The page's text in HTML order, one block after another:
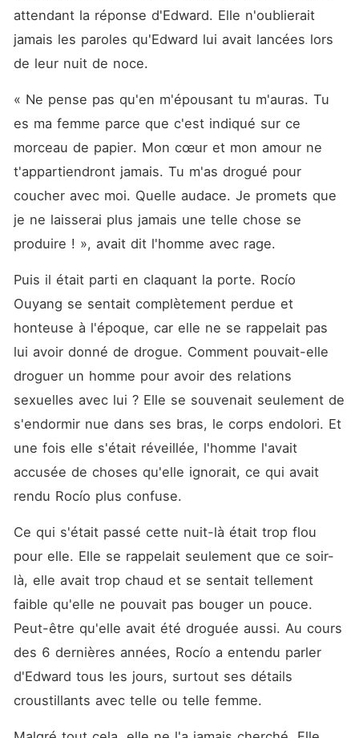
attendant la réponse d'Edward. Elle n'oublierait
jamais les paroles qu'Edward lui avait lancées lors
de leur nuit de noce.
« Ne pense pas qu'en m'épousant tu m'auras. Tu
es ma femme parce que c'est indiqué sur ce
morceau de papier. Mon cœur et mon amour ne
t'appartiendront jamais. Tu m'as drogué pour
coucher avec moi. Quelle audace. Je promets que
je ne laisserai plus jamais une telle chose se
produire ! », avait dit l'homme avec rage.
Puis il était parti en claquant la porte. Rocío
Ouyang se sentait complètement perdue et
honteuse à l'époque, car elle ne se rappelait pas
lui avoir donné de drogue. Comment pouvait-elle
droguer un homme pour avoir des relations
sexuelles avec lui ? Elle se souvenait seulement de
s'endormir nue dans ses bras, le corps endolori. Et
une fois elle s'était réveillée, l'homme l'avait
accusée de choses qu'elle ignorait, ce qui avait
rendu Rocío plus confuse.
Ce qui s'était passé cette nuit-là était trop flou
pour elle. Elle se rappelait seulement que ce soir-
là, elle avait trop chaud et se sentait tellement
faible qu'elle ne pouvait pas bouger un pouce.
Peut-être qu'elle avait été droguée aussi. Au cours
des 6 dernières années, Rocío a entendu parler
d'Edward tous les jours, surtout ses détails
croustillants avec telle ou telle femme.